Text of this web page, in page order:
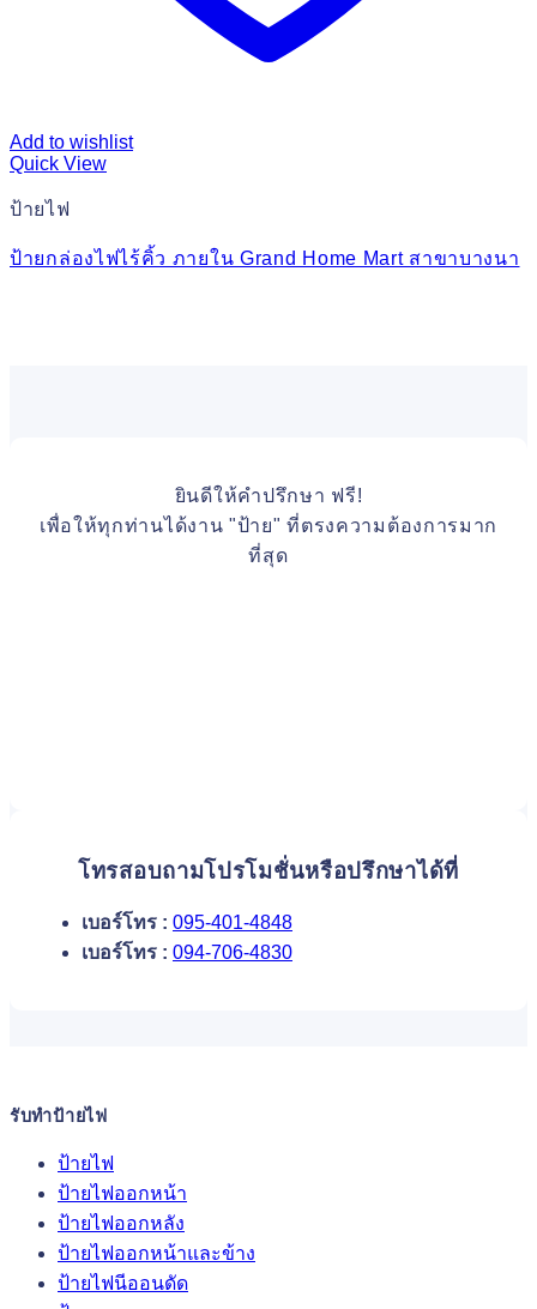
Add to wishlist
Quick View
ป้ายไฟ
ป้ายกล่องไฟไร้คิ้ว ภายใน Grand Home Mart สาขาบางนา
ยินดีให้คำปรึกษา ฟรี!
เพื่อให้ทุกท่านได้งาน "ป้าย" ที่ตรงความต้องการมาก
ที่สุด
โทรสอบถามโปรโมชั่นหรือปรึกษาได้ที่
เบอร์โทร : 095-401-4848
เบอร์โทร : 094-706-4830
รับทำป้ายไฟ
ป้ายไฟ
ป้ายไฟออกหน้า
ป้ายไฟออกหลัง
ป้ายไฟออกหน้าและข้าง
ป้ายไฟนีออนดัด